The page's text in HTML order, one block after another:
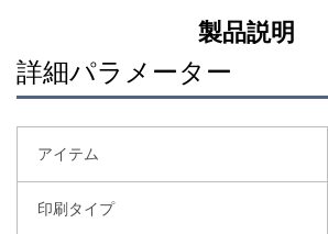
製品説明
詳細パラメーター
アイテム
印刷タイプ